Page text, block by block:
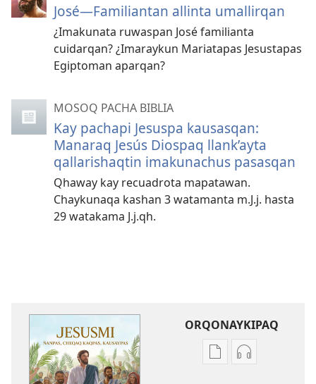
José—Familiantan allinta umallirqan
¿Imakunata ruwaspan José familianta
cuidarqan? ¿Imaraykun Mariatapas Jesustapas
Egiptoman aparqan?
MOSOQ PACHA BIBLIA
Kay pachapi Jesuspa kausasqan:
Manaraq Jesús Diospaq llank’ayta
qallarishaqtin imakunachus pasasqan
Qhaway kay recuadrota mapatawan.
Chaykunaqa kashan 3 watamanta m.J.j. hasta
29 watakama J.j.qh.
ORQONAYKIPAQ
KaypiKaypin